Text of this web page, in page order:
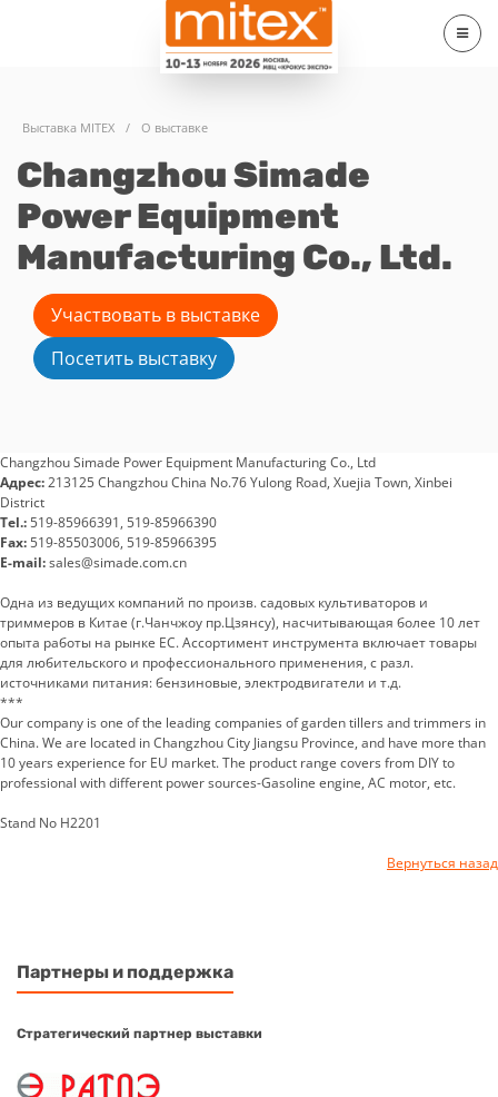
Выставка MITEX / О выставке
Changzhou Simade
Power Equipment
Manufacturing Co., Ltd.
Участвовать в выставке
Посетить выставку
Changzhou Simade Power Equipment Manufacturing Co., Ltd
Адрес:213125 Changzhou China No.76 Yulong Road, Xuejia Town, Xinbei
District
Tel.: 519-85966391, 519-85966390
Fax: 519-85503006, 519-85966395
E-mail:sales@simade.com.cn
Одна из ведущих компаний по произв. садовых культиваторов и
триммеров в Китае (г.Чанчжоу пр.Цзянсу), насчитывающая более 10 лет
опыта работы на рынке ЕС. Ассортимент инструмента включает товары
для любительского и профессионального применения, с разл.
источниками питания: бензиновые, электродвигатели и т.д.
***
Our company is one of the leading companies of garden tillers and trimmers in
China. We are located in Changzhou City Jiangsu Province, and have more than
10 years experience for EU market. The product range covers from DIY to
professional with different power sources-Gasoline engine, AC motor, etc.
Stand No H2201
Вернуться назад
Партнеры и поддержка
Стратегический партнер выставки